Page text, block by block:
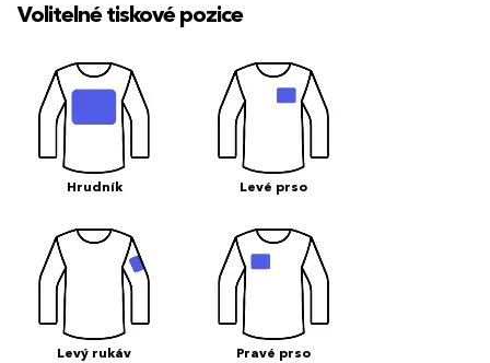
Volitelné tiskové pozice
Hrudník Levé prso
Levý rukáv Pravé prso